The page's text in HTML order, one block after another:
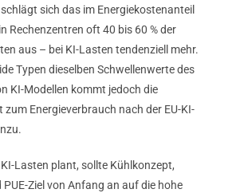
sich das im Energiekostenanteil
Rechenzentren oft 40 bis 60 % der
aus – bei KI-Lasten tendenziell mehr.
Typen dieselben Schwellenwerte des
KI-Modellen kommt jedoch die
Energieverbrauch nach der EU-KI-
KI-Lasten plant, sollte Kühlkonzept,
Ziel von Anfang an auf die hohe